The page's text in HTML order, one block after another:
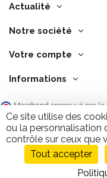
Actualité
Notre société
Votre compte
Informations
Marchand approuvé par la
vérifier .
/10
Ce site utilise des
ou la personnalisation
contrôle sur ceux que
Tout accepter